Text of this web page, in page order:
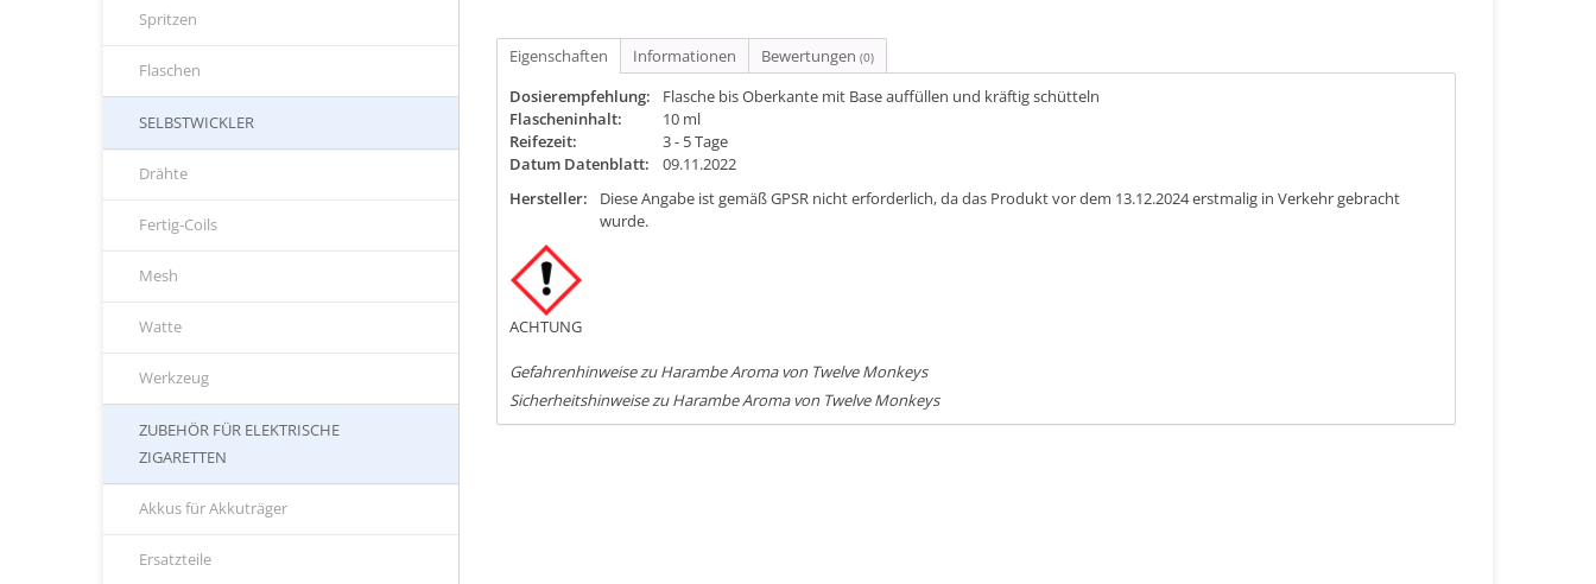
Spritzen
Flaschen
SELBSTWICKLER
Drähte
Fertig-Coils
Mesh
Watte
Werkzeug
ZUBEHÖR FÜR ELEKTRISCHE
ZIGARETTEN
Akkus für Akkuträger
Ersatzteile
Eigenschaften Informationen Bewertungen (0)
Dosierempfehlung:
Flasche bis Oberkante mit Base auffüllen und kräftig schütteln
Flascheninhalt:
10 ml
Reifezeit:
3 - 5 Tage
Datum Datenblatt:
09.11.2022
Hersteller:
Diese Angabe ist gemäß GPSR nicht erforderlich, da das Produkt vor dem 13.12.2024 erstmalig in Verkehr gebracht
wurde.
ACHTUNG
Gefahrenhinweise zu Harambe Aroma von Twelve Monkeys
Sicherheitshinweise zu Harambe Aroma von Twelve Monkeys